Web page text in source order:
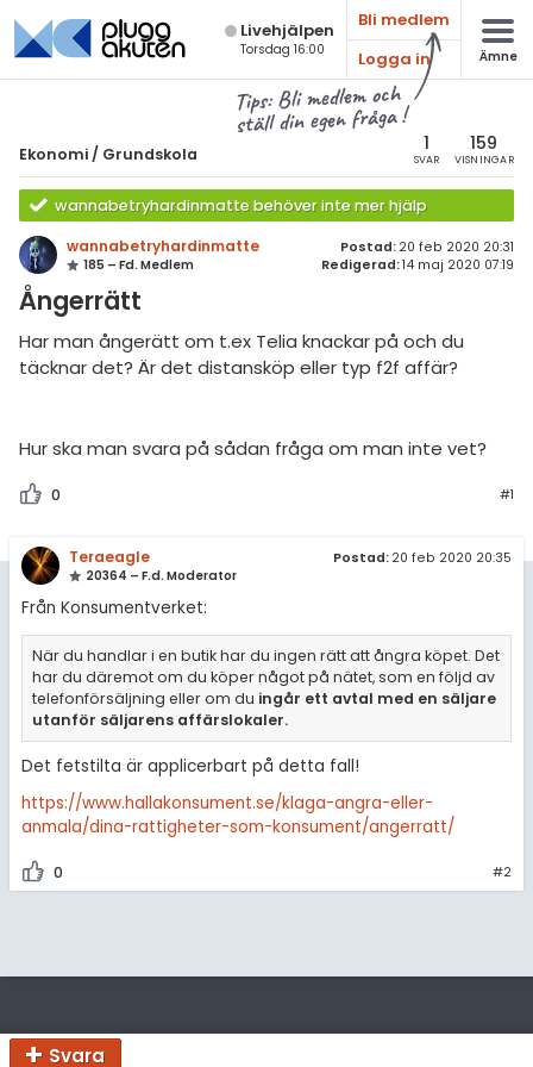
Live­hjälpen
Torsdag 16:00
Bli medlem
Logga in
Ämne
Tips: Bli medlem och
ställ din egen fråga !
Ekonomi / Grundskola 1
SVAR
159
VISNINGAR
wannabetryhardinmatte behöver inte mer hjälp
wannabetryhardinmatte
185 – Fd. Medlem
Postad: 20 feb 2020 20:31
Redigerad:14 maj 2020 07:19
Ångerrätt
Har man ångerätt om t.ex Telia knackar på och du
täcknar det? Är det distansköp eller typ f2f affär?
Hur ska man svara på sådan fråga om man inte vet?
0 #1
Teraeagle
20364 – F.d. Moderator
Postad: 20 feb 2020 20:35
Från Konsumentverket:
När du handlar i en butik har du ingen rätt att ångra köpet. Det
har du däremot om du köper något på nätet, som en följd av
telefonförsäljning eller om du ingår ett avtal med en säljare
utanför säljarens affärslokaler.
Det fetstilta är applicerbart på detta fall!
https://www.hallakonsument.se/klaga-angra-eller-
anmala/dina-rattigheter-som-konsument/angerratt/
0 #2
Svara
& Bygg
språk
Alla ämnen
Ekonomi
Alla trådar
Grundskola
Gymnasium
Allmänna diskussioner
Topplistor
Om Pluggakuten
Allmänna villkor
Cookie-inställningar
ämnen
diskussioner